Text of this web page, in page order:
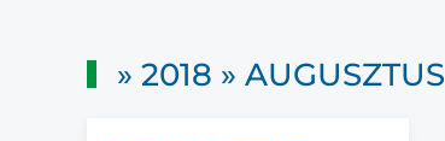
» 2018 » AUGUSZTUS